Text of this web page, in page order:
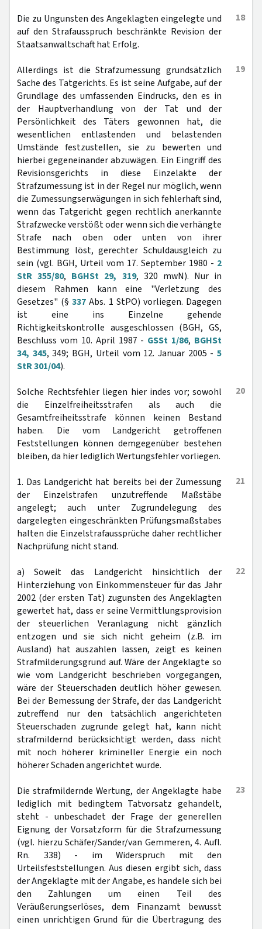
18
Die zu Ungunsten des Angeklagten eingelegte und
auf den Strafausspruch beschränkte Revision der
Staatsanwaltschaft hat Erfolg.
19
Allerdings ist die Strafzumessung grundsätzlich
Sache des Tatgerichts. Es ist seine Aufgabe, auf der
Grundlage des umfassenden Eindrucks, den es in
der Hauptverhandlung von der Tat und der
Persönlichkeit des Täters gewonnen hat, die
wesentlichen entlastenden und belastenden
Umstände festzustellen, sie zu bewerten und
hierbei gegeneinander abzuwägen. Ein Eingriff des
Revisionsgerichts in diese Einzelakte der
Strafzumessung ist in der Regel nur möglich, wenn
die Zumessungserwägungen in sich fehlerhaft sind,
wenn das Tatgericht gegen rechtlich anerkannte
Strafzwecke verstößt oder wenn sich die verhängte
Strafe nach oben oder unten von ihrer
Bestimmung löst, gerechter Schuldausgleich zu
sein (vgl. BGH, Urteil vom 17. September 1980 - 2
StR 355/80, BGHSt 29, 319, 320 mwN). Nur in
diesem Rahmen kann eine "Verletzung des
Gesetzes" (§337 Abs. 1 StPO) vorliegen. Dagegen
ist eine ins Einzelne gehende
Richtigkeitskontrolle ausgeschlossen (BGH, GS,
Beschluss vom 10. April 1987 - GSSt 1/86, BGHSt
34, 345, 349; BGH, Urteil vom 12. Januar 2005 -5
StR 301/04).
20
Solche Rechtsfehler liegen hier indes vor; sowohl
die Einzelfreiheitsstrafen als auch die
Gesamtfreiheitsstrafe können keinen Bestand
haben. Die vom Landgericht getroffenen
Feststellungen können demgegenüber bestehen
bleiben, da hier lediglich Wertungsfehler vorliegen.
21
1. Das Landgericht hat bereits bei der Zumessung
der Einzelstrafen unzutreffende Maßstäbe
angelegt; auch unter Zugrundelegung des
dargelegten eingeschränkten Prüfungsmaßstabes
halten die Einzelstrafaussprüche daher rechtlicher
Nachprüfung nicht stand.
22
a) Soweit das Landgericht hinsichtlich der
Hinterziehung von Einkommensteuer für das Jahr
2002 (der ersten Tat) zugunsten des Angeklagten
gewertet hat, dass er seine Vermittlungsprovision
der steuerlichen Veranlagung nicht gänzlich
entzogen und sie sich nicht geheim (z.B. im
Ausland) hat auszahlen lassen, zeigt es keinen
Strafmilderungsgrund auf. Wäre der Angeklagte so
wie vom Landgericht beschrieben vorgegangen,
wäre der Steuerschaden deutlich höher gewesen.
Bei der Bemessung der Strafe, der das Landgericht
zutreffend nur den tatsächlich angerichteten
Steuerschaden zugrunde gelegt hat, kann nicht
strafmildernd berücksichtigt werden, dass nicht
mit noch höherer krimineller Energie ein noch
höherer Schaden angerichtet wurde.
23
Die strafmildernde Wertung, der Angeklagte habe
lediglich mit bedingtem Tatvorsatz gehandelt,
steht - unbeschadet der Frage der generellen
Eignung der Vorsatzform für die Strafzumessung
(vgl. hierzu Schäfer/Sander/van Gemmeren, 4. Aufl.
Rn. 338) - im Widerspruch mit den
Urteilsfeststellungen. Aus diesen ergibt sich, dass
der Angeklagte mit der Angabe, es handele sich bei
den Zahlungen um einen Teil des
Veräußerungserlöses, dem Finanzamt bewusst
einen unrichtigen Grund für die Übertragung des